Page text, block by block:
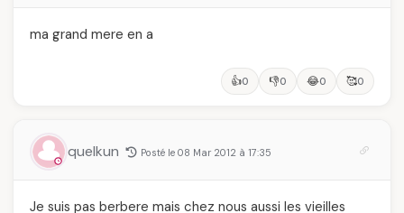
ma grand mere en a
👍0 👎0 😂0 🥰0
quelkun Posté le 08 Mar 2012 à 17:35
Je suis pas berbere mais chez nous aussi les vieilles